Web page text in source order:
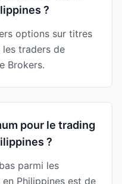
?
options sur titres
traders de
Brokers.
pour le trading
?
parmi les
Philippines est de